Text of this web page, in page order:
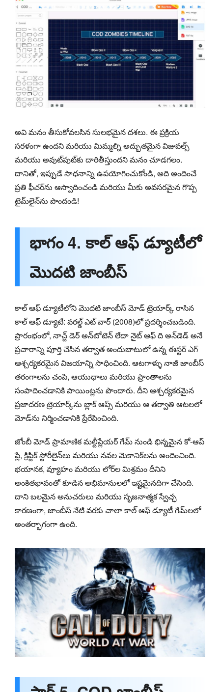
అవి మనం తీసుకోవలసిన సులభమైన దశలు. ఈ ప్రక్రియ
సరళంగా ఉందని మరియు మిమ్మల్ని అద్భుతమైన విజువల్స్
మరియు అవుట్‌పుట్‌కు దారితీస్తుందని మనం చూడగలం.
దానితో, ఇప్పుడే సాధనాన్ని ఉపయోగించుకోండి, అది అందించే
ప్రతి ఫీచర్‌ను ఆస్వాదించండి మరియు మీకు అవసరమైన గొప్ప
టైమ్‌లైన్‌ను పొందండి!
భాగం 4. కాల్ ఆఫ్ డ్యూటీలో
మొదటి జాంబీస్
కాల్ ఆఫ్ డ్యూటీలోని మొదటి జాంబీస్ మోడ్ ట్రెయార్క్ రాసిన
కాల్ ఆఫ్ డ్యూటీ: వరల్డ్ ఎట్ వార్ (2008)లో ప్రదర్శించబడింది.
ప్రారంభంలో, నాచ్ట్ డెర్ అన్‌టోటెన్ లేదా నైట్ ఆఫ్ ది అన్‌డెడ్ అనే
ప్రచారాన్ని పూర్తి చేసిన తర్వాత అందుబాటులో ఉన్న ఈస్టర్ ఎగ్
ఆశ్చర్యకరమైన విజయాన్ని సాధించింది. ఆటగాళ్ళు నాజీ జాంబీస్
తరంగాలను చంపి, ఆయుధాలు మరియు ప్రాంతాలను
సంపాదించడానికి పాయింట్లను పొందారు. దీని ఆశ్చర్యకరమైన
ప్రజాదరణ ట్రెయార్క్‌ను బ్లాక్ ఆప్స్ మరియు ఆ తర్వాతి ఆటలలో
మోడ్‌ను నిర్మించడానికి ప్రేరేపించింది.
జోంబీ మోడ్ ప్రామాణిక మల్టీప్లేయర్ గేమ్ నుండి భిన్నమైన కో-ఆప్
ప్లే, క్రిప్టిక్ స్టోరీలైన్‌లు మరియు నవల మెకానిక్‌లను అందించింది.
భయానక, వ్యూహం మరియు లోర్‌ల మిశ్రమం దీనిని
అంకితభావంతో కూడిన అభిమానులలో ఇష్టమైనదిగా చేసింది.
దాని బలమైన అనుచరులు మరియు సృజనాత్మక స్వేచ్ఛ
కారణంగా, జాంబీస్ నేటి వరకు చాలా కాల్ ఆఫ్ డ్యూటీ గేమ్‌లలో
అంతర్భాగంగా ఉంది.